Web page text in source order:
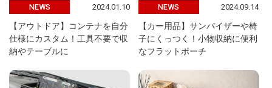
NEWS 2024.01.10
【アウトドア】コンテナを自分
仕様にカスタム！工具不要で収
納やテーブルに
NEWS 2024.09.14
【カー用品】サンバイザーや椅
子にくっつく！小物収納に便利
なフラットポーチ